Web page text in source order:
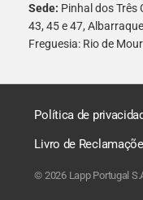
Sede: Pinhal dos Três
43, 45 e 47,
Freguesia: Rio de
Política de
Livro de
© 2026 Lapp Portugal